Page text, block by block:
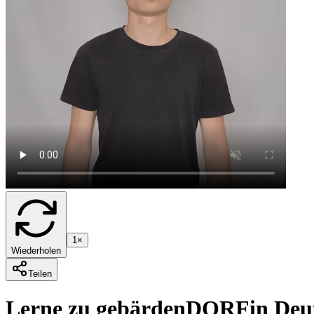
Wiederholen
1×
Teilen
Lerne zu gebärdenDORFin